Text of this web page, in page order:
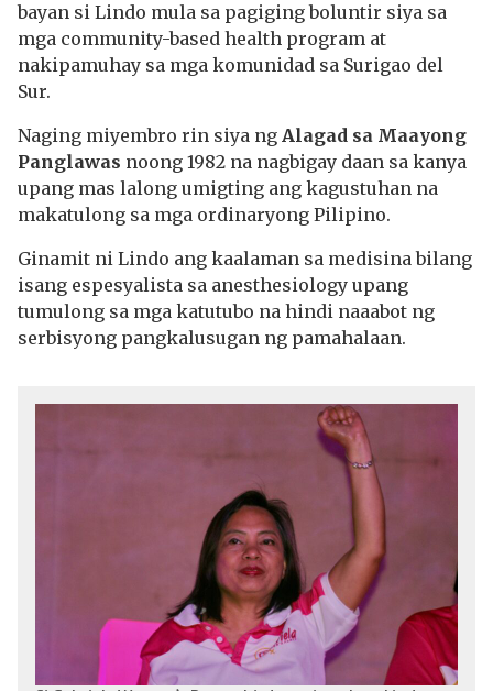
bayan si Lindo mula sa pagiging boluntir siya sa
mga community-based health program at
nakipamuhay sa mga komunidad sa Surigao del
Sur.
Naging miyembro rin siya ng Alagad sa Maayong
Panglawas noong 1982 na nagbigay daan sa kanya
upang mas lalong umigting ang kagustuhan na
makatulong sa mga ordinaryong Pilipino.
Ginamit ni Lindo ang kaalaman sa medisina bilang
isang espesyalista sa anesthesiology upang
tumulong sa mga katutubo na hindi naaabot ng
serbisyong pangkalusugan ng pamahalaan.